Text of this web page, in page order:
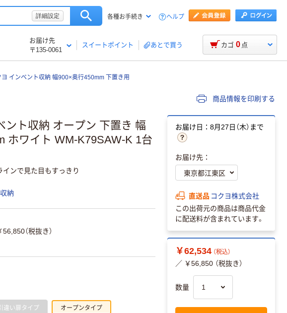
詳細設定 各種お手続き ヘルプ
お届け先
〒135-0061
スイートポイント あとで買う カゴ 0 点
ヨ インベント収納 幅900×奥行450mm 下置き用
商品情報を印刷する
ント収納 オープン 下置き 幅
ホワイト WM-K79SAW-K 1台
ンで見た目もすっきり
納
56,850（税抜き）
違い扉タイプ オープンタイプ
お届け日：8月27日（木）まで
お届け先：
直送品 コクヨ株式会社
この出荷元の商品は商品代金
に配送料が含まれています。
￥62,534 （税込）
／ ￥56,850 （税抜き）
数量